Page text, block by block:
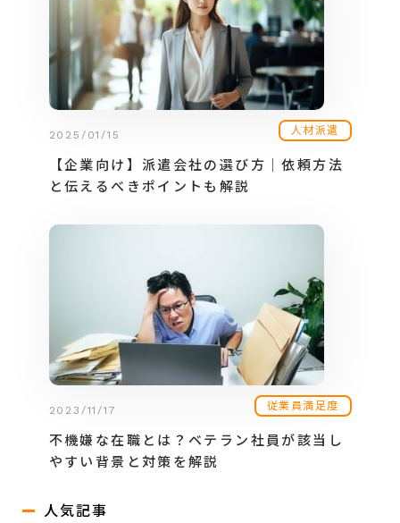
2025/01/15 人材派遣
【企業向け】派遣会社の選び方｜依頼方法
と伝えるべきポイントも解説
2023/11/17 従業員満足度
不機嫌な在職とは？ベテラン社員が該当し
やすい背景と対策を解説
人気記事